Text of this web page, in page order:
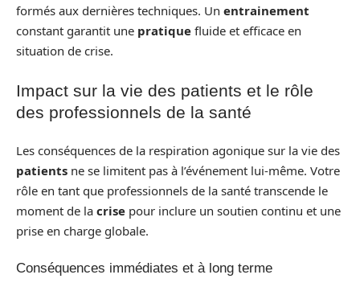
formés aux dernières techniques. Un entrainement
constant garantit une pratique fluide et efficace en
situation de crise.
Impact sur la vie des patients et le rôle
des professionnels de la santé
Les conséquences de la respiration agonique sur la vie des
patients ne se limitent pas à l’événement lui-même. Votre
rôle en tant que professionnels de la santé transcende le
moment de la crise pour inclure un soutien continu et une
prise en charge globale.
Conséquences immédiates et à long terme